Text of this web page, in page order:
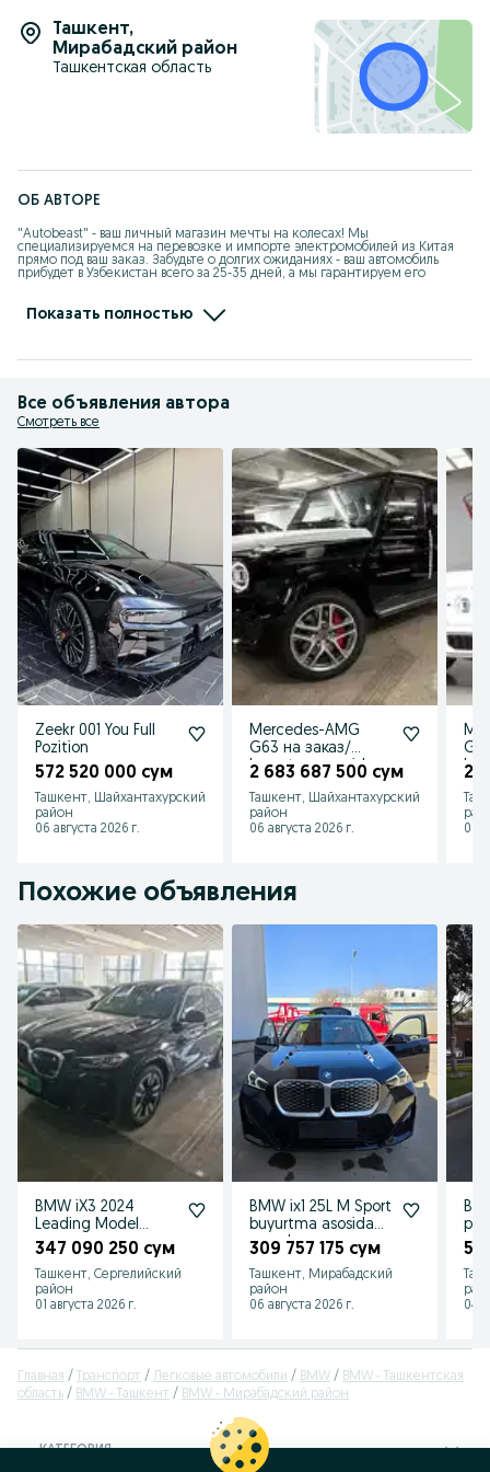
Ташкент,
Мирабадский район
Ташкентская область
ОБ АВТОРЕ
"Autobeast" - ваш личный магазин мечты на колесах! Мы
специализируемся на перевозке и импорте электромобилей из Китая
прямо под ваш заказ. Забудьте о долгих ожиданиях - ваш автомобиль
прибудет в Узбекистан всего за 25-35 дней, а мы гарантируем его
всего в 10-дневной дороге от Ташкента, так что вы можете быстро
получить всю необходимую информацию и оформить заказ на свой
Показать полностью
Все объявления автора
Смотреть все
Zeekr 001 You Full
Pozition
572 520 000 сум
Ташкент, Шайхантахурский
район
06 августа 2026 г.
Mercedes-AMG
G63 на заказ/
buyurtma asosida
2 683 687 500 сум
Ташкент, Шайхантахурский
район
06 августа 2026 г.
2
06
Похожие объявления
BMW iX3 2024
Leading Model
электричка
347 090 250 сум
Ташкент, Сергелийский
район
01 августа 2026 г.
BMW ix1 25L M Sport
buyurtma asosida
na zakaz
309 757 175 сум
Ташкент, Мирабадский
район
06 августа 2026 г.
04
Главная Транспорт Легковые автомобили BMW
BMW - Ташкентская
область
BMW - Ташкент BMW - Мирабадский район
КАТЕГОРИЯ